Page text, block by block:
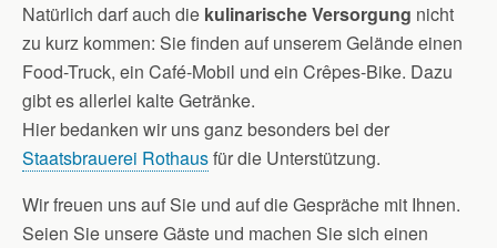
Natürlich darf auch die kulinarische Versorgung nicht
zu kurz kommen: Sie finden auf unserem Gelände einen
Food-Truck, ein Café-Mobil und ein Crêpes-Bike. Dazu
gibt es allerlei kalte Getränke.
Hier bedanken wir uns ganz besonders bei der
Staatsbrauerei Rothausfür die Unterstützung.
Wir freuen uns auf Sie und auf die Gespräche mit Ihnen.
Seien Sie unsere Gäste und machen Sie sich einen